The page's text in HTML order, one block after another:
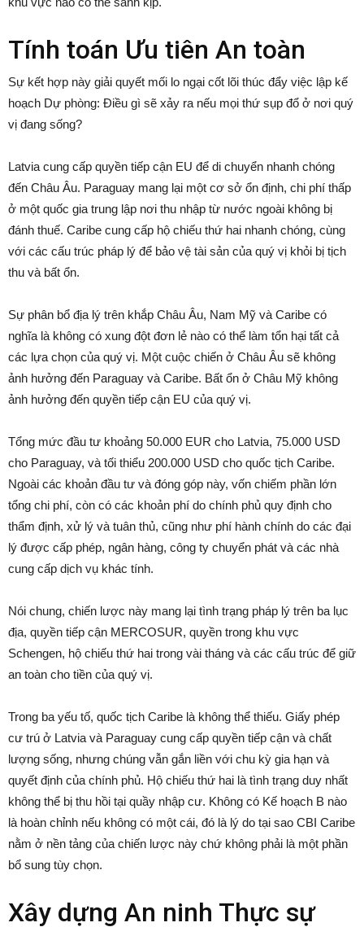
Tính toán Ưu tiên An toàn
Sự kết hợp này giải quyết mối lo ngại cốt lõi thúc đẩy việc lập kế
hoạch Dự phòng: Điều gì sẽ xảy ra nếu mọi thứ sụp đổ ở nơi quý
vị đang sống?
Latvia cung cấp quyền tiếp cận EU để di chuyển nhanh chóng
đến Châu Âu. Paraguay mang lại một cơ sở ổn định, chi phí thấp
ở một quốc gia trung lập nơi thu nhập từ nước ngoài không bị
đánh thuế. Caribe cung cấp hộ chiếu thứ hai nhanh chóng, cùng
với các cấu trúc pháp lý để bảo vệ tài sản của quý vị khỏi bị tịch
thu và bất ổn.
Sự phân bổ địa lý trên khắp Châu Âu, Nam Mỹ và Caribe có
nghĩa là không có xung đột đơn lẻ nào có thể làm tổn hại tất cả
các lựa chọn của quý vị. Một cuộc chiến ở Châu Âu sẽ không
ảnh hưởng đến Paraguay và Caribe. Bất ổn ở Châu Mỹ không
ảnh hưởng đến quyền tiếp cận EU của quý vị.
Tổng mức đầu tư khoảng 50.000 EUR cho Latvia, 75.000 USD
cho Paraguay, và tối thiểu 200.000 USD cho quốc tịch Caribe.
Ngoài các khoản đầu tư và đóng góp này, vốn chiếm phần lớn
tổng chi phí, còn có các khoản phí do chính phủ quy định cho
thẩm định, xử lý và tuân thủ, cũng như phí hành chính do các đại
lý được cấp phép, ngân hàng, công ty chuyển phát và các nhà
cung cấp dịch vụ khác tính.
Nói chung, chiến lược này mang lại tình trạng pháp lý trên ba lục
địa, quyền tiếp cận MERCOSUR, quyền trong khu vực
Schengen, hộ chiếu thứ hai trong vài tháng và các cấu trúc để giữ
an toàn cho tiền của quý vị.
Trong ba yếu tố, quốc tịch Caribe là không thể thiếu. Giấy phép
cư trú ở Latvia và Paraguay cung cấp quyền tiếp cận và chất
lượng sống, nhưng chúng vẫn gắn liền với chu kỳ gia hạn và
quyết định của chính phủ. Hộ chiếu thứ hai là tình trạng duy nhất
không thể bị thu hồi tại quầy nhập cư. Không có Kế hoạch B nào
là hoàn chỉnh nếu không có một cái, đó là lý do tại sao CBI Caribe
nằm ở nền tảng của chiến lược này chứ không phải là một phần
bổ sung tùy chọn.
Xây dựng An ninh Thực sự